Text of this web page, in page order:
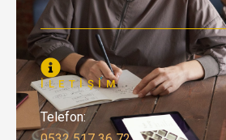
İLETIŞIM
Telefon: